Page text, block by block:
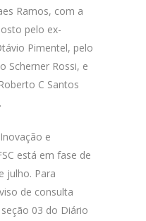
Ramos, com a
pelo ex-
Pimentel, pelo
Scherner Rossi, e
C Santos
e
está em fase de
julho. Para
de consulta
03 do Diário